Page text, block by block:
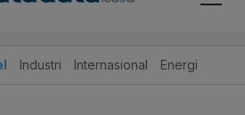
Industri Internasional Energi